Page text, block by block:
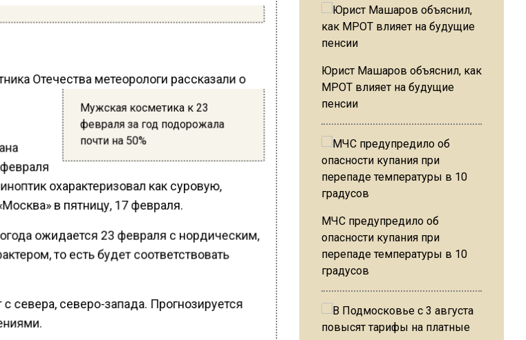
Отечества метеорологи рассказали о
Мужская косметика к 23
февраля за год подорожала
почти на 50%
охарактеризовал как суровую,
в пятницу, 17 февраля.
ожидается 23 февраля с нордическим,
то есть будет соответствовать
севера, северо-запада. Прогнозируется
Юрист Машаров объяснил, как
МРОТ влияет на будущие
пенсии
МЧС предупредило об
опасности купания при
перепаде температуры в 10
градусов